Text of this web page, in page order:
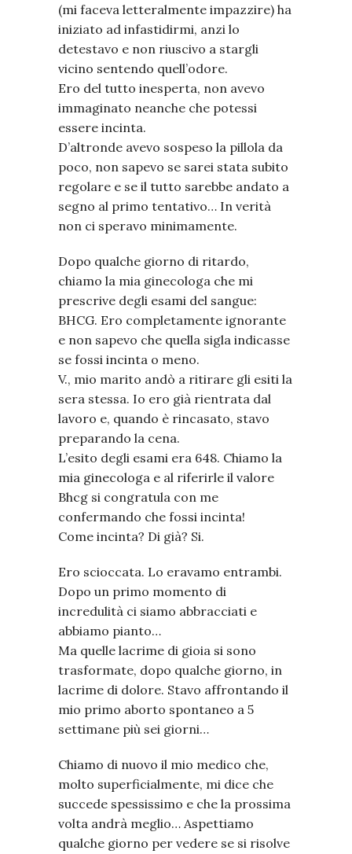
(mi faceva letteralmente impazzire) ha
iniziato ad infastidirmi, anzi lo
detestavo e non riuscivo a stargli
vicino sentendo quell’odore.
Ero del tutto inesperta, non avevo
immaginato neanche che potessi
essere incinta.
D’altronde avevo sospeso la pillola da
poco, non sapevo se sarei stata subito
regolare e se il tutto sarebbe andato a
segno al primo tentativo… In verità
non ci speravo minimamente.
Dopo qualche giorno di ritardo,
chiamo la mia ginecologa che mi
prescrive degli esami del sangue:
BHCG. Ero completamente ignorante
e non sapevo che quella sigla indicasse
se fossi incinta o meno.
V., mio marito andò a ritirare gli esiti la
sera stessa. Io ero già rientrata dal
lavoro e, quando è rincasato, stavo
preparando la cena.
L’esito degli esami era 648. Chiamo la
mia ginecologa e al riferirle il valore
Bhcg si congratula con me
confermando che fossi incinta!
Come incinta? Di già? Si.
Ero scioccata. Lo eravamo entrambi.
Dopo un primo momento di
incredulità ci siamo abbracciati e
abbiamo pianto…
Ma quelle lacrime di gioia si sono
trasformate, dopo qualche giorno, in
lacrime di dolore. Stavo affrontando il
mio primo aborto spontaneo a 5
settimane più sei giorni…
Chiamo di nuovo il mio medico che,
molto superficialmente, mi dice che
succede spessissimo e che la prossima
volta andrà meglio… Aspettiamo
qualche giorno per vedere se si risolve